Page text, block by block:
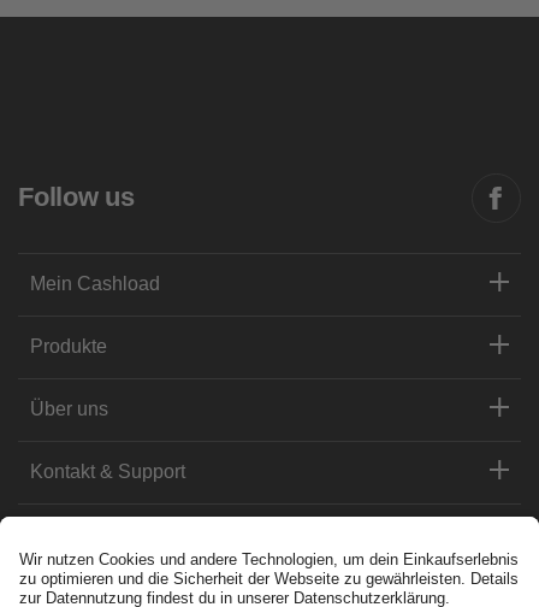
Follow us
Mein Cashload
Produkte
Über uns
Kontakt & Support